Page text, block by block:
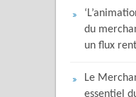
du
un flux
Le
essentiel